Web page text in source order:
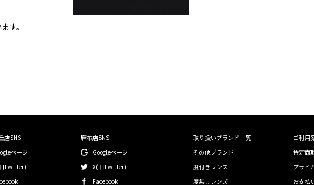
す。
店SNS
ページ
Twitter)
麻布店SNS
Googleページ
X(旧Twitter)
Facebook
取り扱いブランド一覧
その他ブランド
度付きレンズ
度無しレンズ
ご利用
特定商
プライ
お支払